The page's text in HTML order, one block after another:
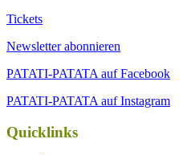
Tickets
Newsletter abonnieren
PATATI-PATATA auf Facebook
PATATI-PATATA auf Instagram
Quicklinks